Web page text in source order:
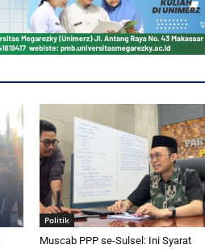
Politik
Muscab PPP se-Sulsel: Ini Syarat